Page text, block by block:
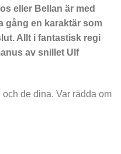
eller Bellan är med
gång en karaktär som
Allt i fantastisk regi
av snillet Ulf
de dina. Var rädda om